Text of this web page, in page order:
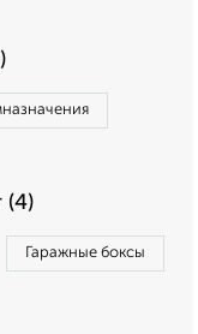
(4)
Гаражные боксы